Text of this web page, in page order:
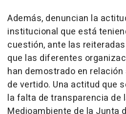
Además, denuncian la
institucional que está
cuestión, ante las
que las diferentes
han demostrado en
de vertido. Una actitud que
la falta de transparencia de
Medioambiente de la Junta